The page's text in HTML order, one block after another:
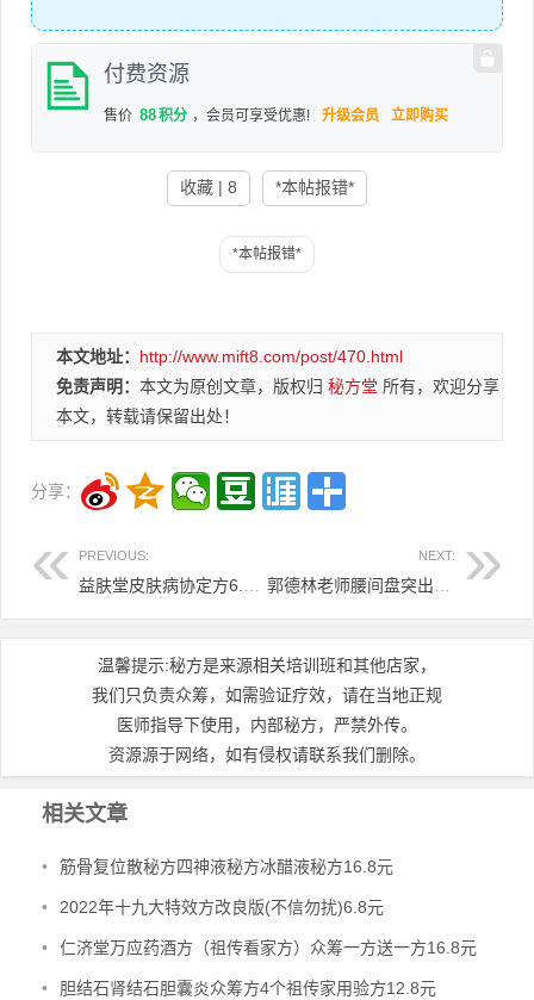
付费资源
售价 88积分 ，会员可享受优惠! 升级会员 立即购买
收藏 | 8 *本帖报错*
本文地址： http://www.mift8.com/post/470.html
免责声明： 本文为原创文章，版权归 秘方堂 所有，欢迎分享
本文，转载请保留出处！
分享：
PREVIOUS: NEXT:
温馨提示:秘方是来源相关培训班和其他店家，
我们只负责众筹，如需验证疗效，请在当地正规
医师指导下使用，内部秘方，严禁外传。
资源源于网络，如有侵权请联系我们删除。
相关文章
• 筋骨复位散秘方四神液秘方冰醋液秘方16.8元
• 2022年十九大特效方改良版(不信勿扰)6.8元
• 仁济堂万应药酒方（祖传看家方）众筹一方送一方16.8元
• 胆结石肾结石胆囊炎众筹方4个祖传家用验方12.8元